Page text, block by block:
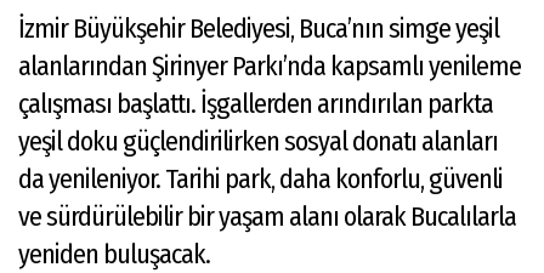
İzmir Büyükşehir Belediyesi, Buca’nın simge yeşil
alanlarından Şirinyer Parkı’nda kapsamlı yenileme
çalışması başlattı. İşgallerden arındırılan parkta
yeşil doku güçlendirilirken sosyal donatı alanları
da yenileniyor. Tarihi park, daha konforlu, güvenli
ve sürdürülebilir bir yaşam alanı olarak Bucalılarla
yeniden buluşacak.